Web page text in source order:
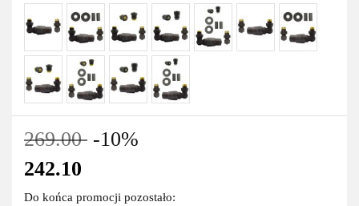
269.00 -10%
242.10
Do końca promocji pozostało: